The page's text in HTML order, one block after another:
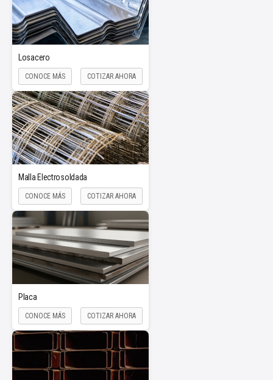
Losacero
CONOCE MÁS COTIZAR AHORA
Malla Electrosoldada
CONOCE MÁS COTIZAR AHORA
Placa
CONOCE MÁS COTIZAR AHORA